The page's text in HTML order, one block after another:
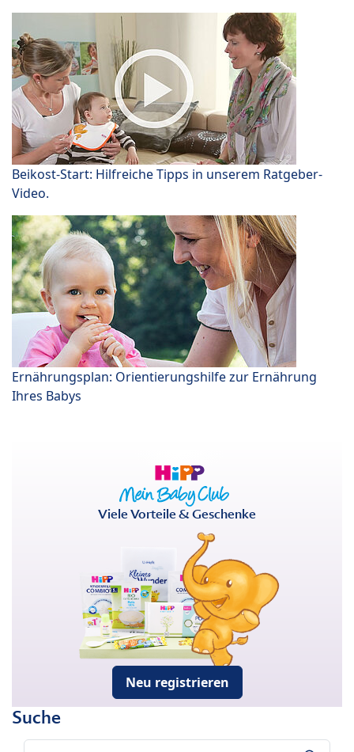
Beikost-Start: Hilfreiche Tipps in unserem Ratgeber-
Video.
Ernährungsplan: Orientierungshilfe zur Ernährung
Ihres Babys
Viele Vorteile & Geschenke
Neu registrieren
Suche